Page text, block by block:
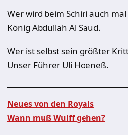
Wer wird beim Schiri auch mal
König Abdullah Al Saud.
Wer ist selbst sein größter
Unser Führer Uli Hoeneß.
Neues von den Royals
Wann muß Wulff gehen?